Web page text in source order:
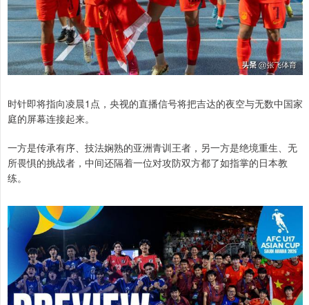
时针即将指向凌晨1点，央视的直播信号将把吉达的夜空与无数中国家
庭的屏幕连接起来。
一方是传承有序、技法娴熟的亚洲青训王者，另一方是绝境重生、无
所畏惧的挑战者，中间还隔着一位对攻防双方都了如指掌的日本教
练。